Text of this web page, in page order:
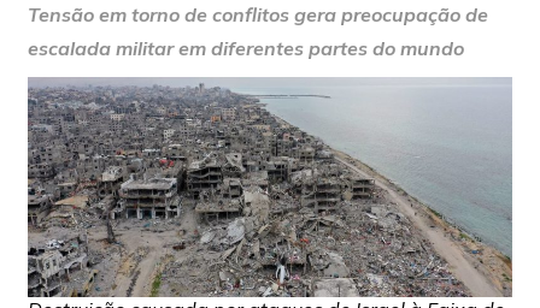
Tensão em torno de conflitos gera preocupação de
escalada militar em diferentes partes do mundo